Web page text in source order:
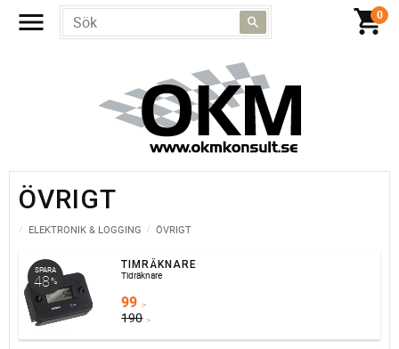
ÖVRIGT
ELEKTRONIK & LOGGING ÖVRIGT
TIMRÄKNARE
Tidräknare
99 :-
190 :-
SPARA
48%